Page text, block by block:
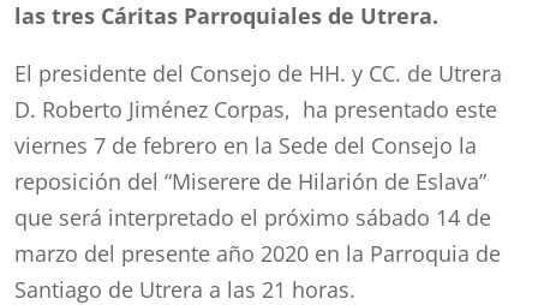
las tres Cáritas Parroquiales de Utrera.
El presidente del Consejo de HH. y CC. de Utrera
D. Roberto Jiménez Corpas, ha presentado este
viernes 7 de febrero en la Sede del Consejo la
reposición del “Miserere de Hilarión de Eslava”
que será interpretado el próximo sábado 14 de
marzo del presente año 2020 en la Parroquia de
Santiago de Utrera a las 21 horas.